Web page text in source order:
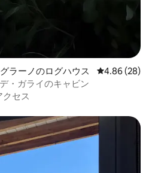
ラーノのログハウス レビュー28
4.86 (28)
・ガライのキャビン
クセス